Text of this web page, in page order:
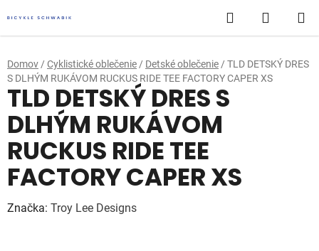
na
obsah
Hľadať
KOŠÍK
Domov / Cyklistické oblečenie / Detské oblečenie / TLD DETSKÝ DRES
S DLHÝM RUKÁVOM RUCKUS RIDE TEE FACTORY CAPER XS
TLD DETSKÝ DRES S
DLHÝM RUKÁVOM
RUCKUS RIDE TEE
FACTORY CAPER XS
Značka: Troy Lee Designs